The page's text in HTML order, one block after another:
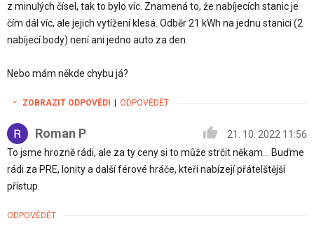
z minulých čísel, tak to bylo víc. Znamená to, že nabíjecích stanic je
čím dál víc, ale jejich vytížení klesá. Odběr 21 kWh na jednu stanici (2
nabíjecí body) není ani jedno auto za den.
Nebo mám někde chybu já?
ZOBRAZIT ODPOVĚDI ODPOVĚDĚT
Roman P
21. 10. 2022 11:56
To jsme hrozně rádi, ale za ty ceny si to může strčit někam... Buďme
rádi za PRE, Ionity a další férové hráče, kteří nabízejí přátelštější
přístup.
ODPOVĚDĚT